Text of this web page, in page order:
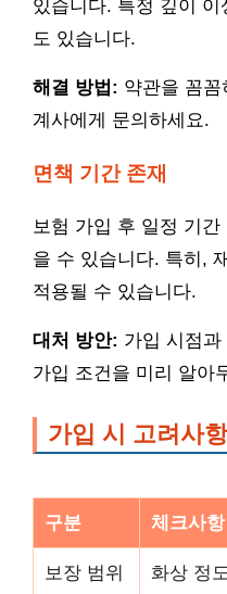
있습니다. 특정 깊이
도 있습니다.
해결 방법: 약관을 꼼
계사에게 문의하세요.
면책 기간 존재
보험 가입 후 일정 기
을 수 있습니다. 특히,
적용될 수 있습니다.
대처 방안: 가입 시점
가입 조건을 미리 알아
가입 시 고려사항
구분 체크사항
보장 범위 화상 정